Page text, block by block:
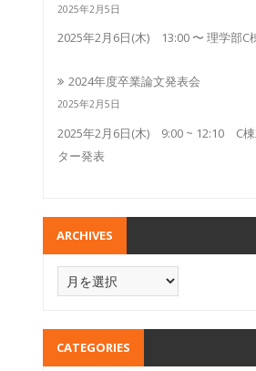
2025年2月5日
2025年2月6日(木) 13:00 〜 理学部C
2024年度卒業論文発表会
2025年2月5日
2025年2月6日(木) 9:00 ~ 12:10 C棟
ター発表
ARCHIVES
CATEGORIES